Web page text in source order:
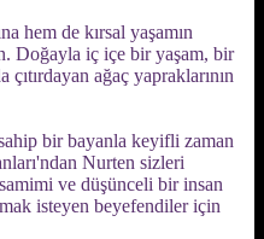
hem de kırsal yaşamın
Doğayla iç içe bir yaşam, bir
çıtırdayan ağaç yapraklarının
bir bayanla keyifli zaman
Nurten sizleri
ve düşünceli bir insan
isteyen beyefendiler için